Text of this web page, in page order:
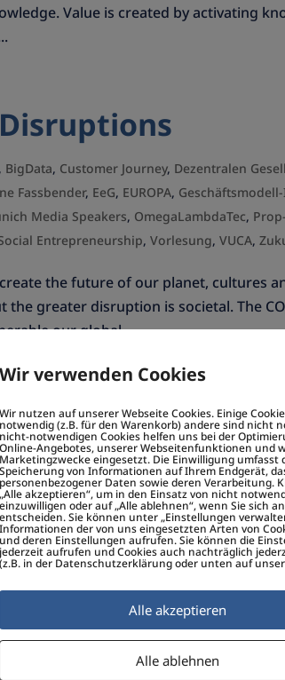
Value is created by activating
, BigData, Customer Journey, Dezentralen
Fassbender, EeG, EUROPA,
Media Speakers, OmegaLambdaTec,
Entrepreneurship,Vorlesung,VUCA,
the future of our planet, cultures
greater disruption is societal. The
our global...
für
,Customer Journey,Digitale Empathie,Digitale
,Gesellschaftliche InnovaTIONEN,High
Geschäftsmodelle,Social
schafft Vertrauen,
leben * Team, Innovation &
einfach Produkte oder...
Wir verwenden Cookies
Wir nutzen auf unserer Webseite Cookies. Einige
notwendig (z.B. für den Warenkorb) andere sind nicht
nicht-notwendigen Cookies helfen uns bei der
Online-Angebotes, unserer Webseitenfunktionen und
Marketingzwecke eingesetzt. Die Einwilligung umfasst
Speicherung von Informationen auf Ihrem Endgerät,
personenbezogener Daten sowie deren Verarbeitung.
„Alle akzeptieren“, um in den Einsatz von nicht
einzuwilligen oder auf „Alle ablehnen“, wenn Sie sich
entscheiden. Sie können unter „Einstellungen
Informationen der von uns eingesetzten Arten von
und deren Einstellungen aufrufen. Sie können die
jederzeit aufrufen und Cookies auch nachträglich
(z.B. in der Datenschutzerklärung oder unten auf
Alle akzeptieren
Alle ablehnen